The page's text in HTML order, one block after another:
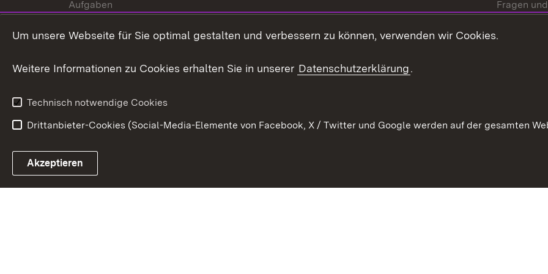
Aufgaben
Internationale
Fragen
Link zum Landesportal
Um unsere Webseite für Sie optimal gestalten und verbessern zu können, verwenden wir Cookies.
Weitere Informationen zu Cookies erhalten Sie in unserer Datenschutzerklärung.
Technisch notwendige Cookies
Drittanbieter-Cookies (Social-Media-Elemente von Facebook, X / Twitter und Google werden auf der gesamten
Akzeptieren